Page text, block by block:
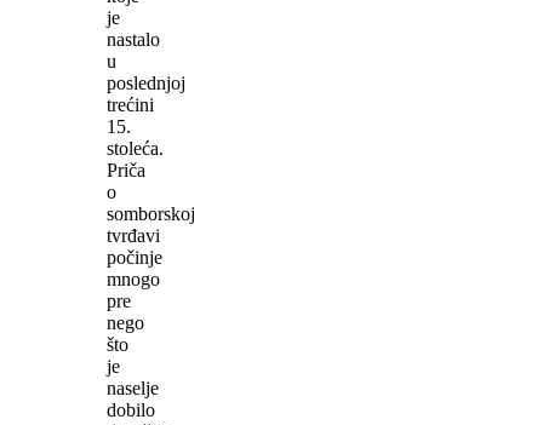
je
nastalo
u
poslednjoj
trećini
15.
stoleća.
Priča
o
somborskoj
tvrđavi
počinje
mnogo
pre
nego
što
je
naselje
dobilo